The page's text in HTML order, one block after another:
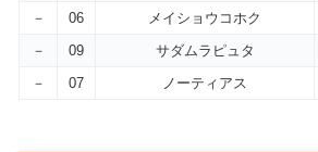
－
06 メイショウコホク
－
09 サダムラピュタ
－
07 ノーティアス